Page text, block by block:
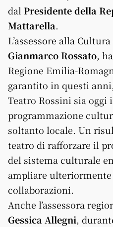
dal Presidente della
Mattarella.
L’assessore alla
Gianmarco Rossato,
Regione Emilia-
garantito in questi
Teatro Rossini sia oggi
programmazione
soltanto locale. Un
teatro di rafforzare il
del sistema culturale
ampliare
collaborazioni.
Anche l’assessora
Gessica Allegni,